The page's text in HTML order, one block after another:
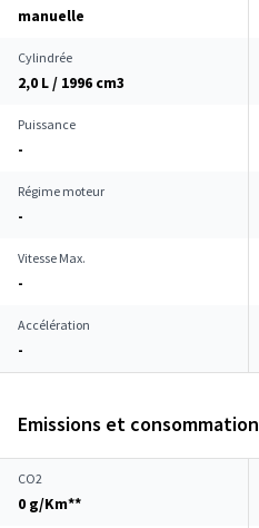
manuelle
Cylindrée
2,0 L / 1996 cm3
Puissance
-
Régime moteur
-
Vitesse Max.
-
Accélération
-
Emissions et consommation
CO2
0 g/Km**